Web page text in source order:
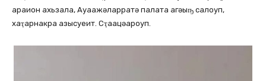
араион ахьзала, Ауаажәларратә палата агәыҧ салоуп,
хаҭарнакра азысуеит. Сҭаацәароуп.